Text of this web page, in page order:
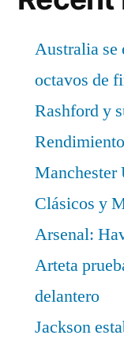
Australia se
octavos de
Rashford y
Manchester
Clásicos y
Arsenal:
Arteta
delantero
Jackson